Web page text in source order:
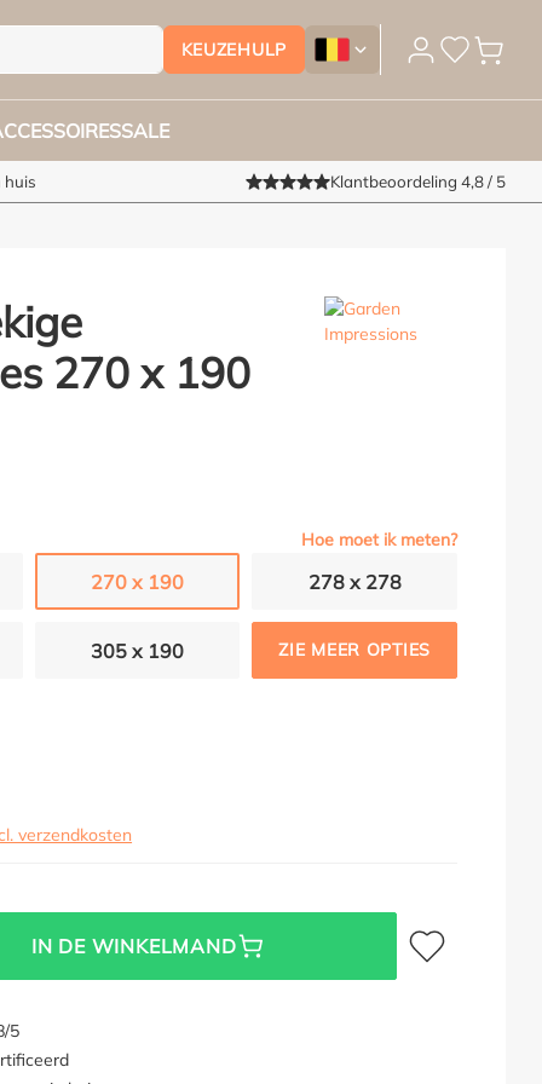
KEUZEHULP
Tuinmeubelhoesshop.be -
SALE
huis Klantbeoordeling 4,8 / 5
270 x 190
Hoe moet ik meten?
270 x 190 278 x 278
305 x 190 ZIE MEER OPTIES
verzendkosten
IN DE WINKELMAND
Toevoegen aan
5